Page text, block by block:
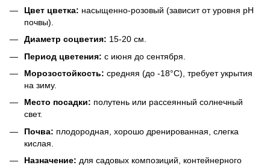
Цвет цветка: насыщенно-розовый (зависит от уровня pH
почвы).
Диаметр соцветия: 15-20 см.
Период цветения: с июня до сентября.
Морозостойкость: средняя (до -18°C), требует укрытия
на зиму.
Место посадки: полутень или рассеянный солнечный
свет.
Почва: плодородная, хорошо дренированная, слегка
кислая.
Назначение: для садовых композиций, контейнерного